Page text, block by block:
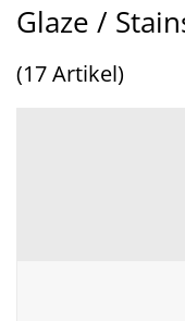
Glaze /
(17 Artikel)